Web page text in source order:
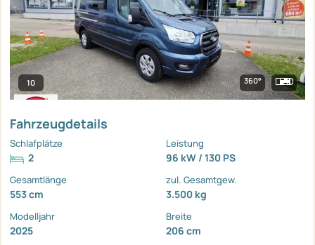
10 360°
Fahrzeugdetails
Schlafplätze
2
Leistung
96 kW / 130 PS
Gesamtlänge
553 cm
zul. Gesamtgew.
3.500 kg
Modelljahr
2025
Breite
206 cm